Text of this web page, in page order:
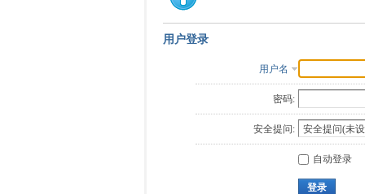
用户登录
用户名
密码:
安全提问:
自动登录
登录